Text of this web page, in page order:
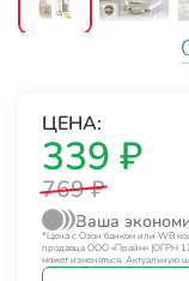
ЦЕНА:
339 ₽
769 ₽
Ваша
*Цена с Озон банком или WB
продавца ООО «Прайм» (ОГРН
может изменяться. Актуальную